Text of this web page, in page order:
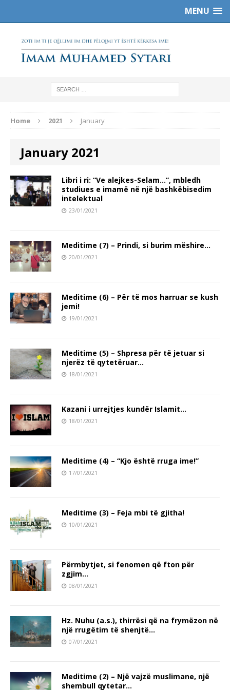
MENU
Home 2021 January
January 2021
Libri i ri: “Ve alejkes-Selam…”, mbledh
studiues e imamë në një bashkëbisedim
intelektual
23/01/2021
Meditime (7) – Prindi, si burim mëshire…
20/01/2021
Meditime (6) – Për të mos harruar se kush
jemi!
19/01/2021
Meditime (5) – Shpresa për të jetuar si
njerëz të qytetëruar…
18/01/2021
Kazani i urrejtjes kundër Islamit…
18/01/2021
Meditime (4) – “Kjo është rruga ime!”
17/01/2021
Meditime (3) – Feja mbi të gjitha!
10/01/2021
Përmbytjet, si fenomen që fton për
zgjim…
08/01/2021
Hz. Nuhu (a.s.), thirrësi që na frymëzon në
një rrugëtim të shenjtë…
07/01/2021
Meditime (2) – Një vajzë muslimane, një
shembull qytetar…